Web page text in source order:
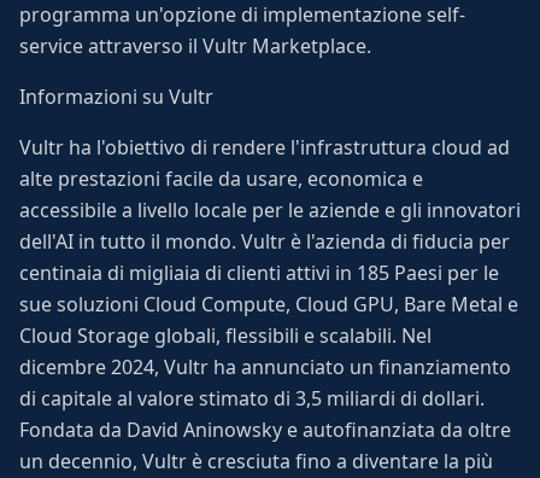
programma un'opzione di implementazione self-
service attraverso il Vultr Marketplace.
Informazioni su Vultr
Vultr ha l'obiettivo di rendere l'infrastruttura cloud ad
alte prestazioni facile da usare, economica e
accessibile a livello locale per le aziende e gli innovatori
dell'AI in tutto il mondo. Vultr è l'azienda di fiducia per
centinaia di migliaia di clienti attivi in 185 Paesi per le
sue soluzioni Cloud Compute, Cloud GPU, Bare Metal e
Cloud Storage globali, flessibili e scalabili. Nel
dicembre 2024, Vultr ha annunciato un finanziamento
di capitale al valore stimato di 3,5 miliardi di dollari.
Fondata da David Aninowsky e autofinanziata da oltre
un decennio, Vultr è cresciuta fino a diventare la più